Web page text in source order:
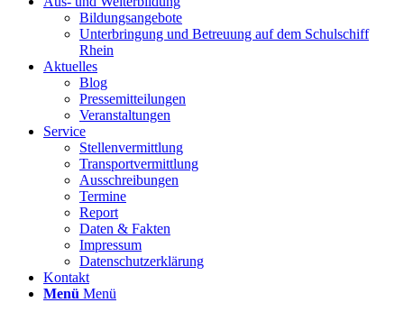
Bildungsangebote
Unterbringung und Betreuung auf dem Schulschiff
Rhein
Aktuelles
Blog
Pressemitteilungen
Veranstaltungen
Service
Stellenvermittlung
Transportvermittlung
Ausschreibungen
Termine
Report
Daten & Fakten
Impressum
Datenschutzerklärung
Kontakt
Menü Menü